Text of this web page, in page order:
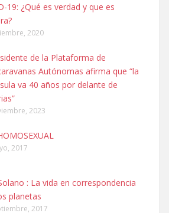
ninfa papillera, asustada tiene miedo a la
6.7.2025
para mi perrita ya que por temas de trabajo
19: ¿Qué es verdad y que es
2020
de la Plataforma de
Autónomas afirma que “la
va 40 años por delante de
2023
2017
: La vida en correspondencia
planetas
2017